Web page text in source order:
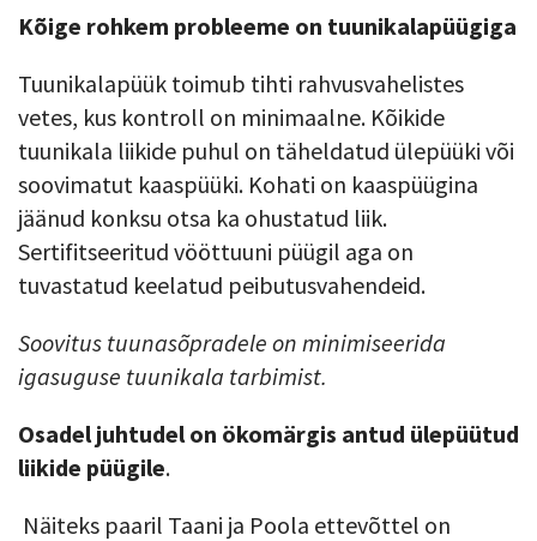
Kõige rohkem probleeme on tuunikalapüügiga
Tuunikalapüük toimub tihti rahvusvahelistes
vetes, kus kontroll on minimaalne. Kõikide
tuunikala liikide puhul on täheldatud ülepüüki või
soovimatut kaaspüüki. Kohati on kaaspüügina
jäänud konksu otsa ka ohustatud liik.
Sertifitseeritud vööttuuni püügil aga on
tuvastatud keelatud peibutusvahendeid.
Soovitus tuunasõpradele on minimiseerida
igasuguse tuunikala tarbimist.
Osadel juhtudel on ökomärgis antud ülepüütud
liikide püügile.
Näiteks paaril Taani ja Poola ettevõttel on